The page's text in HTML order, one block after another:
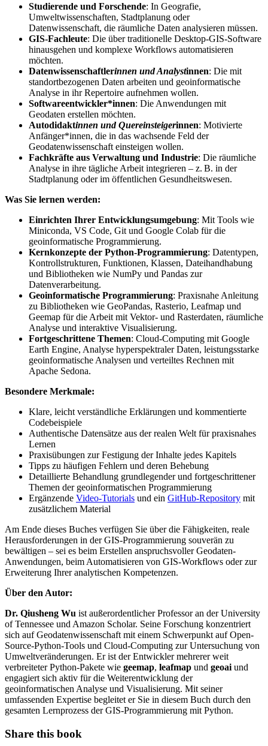
Studierende und Forschende: In Geografie,
Umweltwissenschaften, Stadtplanung oder
Datenwissenschaft, die räumliche Daten analysieren müssen.
GIS-Fachleute: Die über traditionelle Desktop-GIS-Software
hinausgehen und komplexe Workflows automatisieren
möchten.
Datenwissenschaftlerinnen und Analystinnen: Die mit
standortbezogenen Daten arbeiten und geoinformatische
Analyse in ihr Repertoire aufnehmen wollen.
Softwareentwickler*innen: Die Anwendungen mit
Geodaten erstellen möchten.
Autodidaktinnen und Quereinsteigerinnen: Motivierte
Anfänger*innen, die in das wachsende Feld der
Geodatenwissenschaft einsteigen wollen.
Fachkräfte aus Verwaltung und Industrie: Die räumliche
Analyse in ihre tägliche Arbeit integrieren – z. B. in der
Stadtplanung oder im öffentlichen Gesundheitswesen.
Was Sie lernen werden:
Einrichten Ihrer Entwicklungsumgebung: Mit Tools wie
Miniconda, VS Code, Git und Google Colab für die
geoinformatische Programmierung.
Kernkonzepte der Python-Programmierung: Datentypen,
Kontrollstrukturen, Funktionen, Klassen, Dateihandhabung
und Bibliotheken wie NumPy und Pandas zur
Datenverarbeitung.
Geoinformatische Programmierung: Praxisnahe Anleitung
zu Bibliotheken wie GeoPandas, Rasterio, Leafmap und
Geemap für die Arbeit mit Vektor- und Rasterdaten, räumliche
Analyse und interaktive Visualisierung.
Fortgeschrittene Themen: Cloud-Computing mit Google
Earth Engine, Analyse hyperspektraler Daten, leistungsstarke
geoinformatische Analysen und verteiltes Rechnen mit
Apache Sedona.
Besondere Merkmale:
Klare, leicht verständliche Erklärungen und kommentierte
Codebeispiele
Authentische Datensätze aus der realen Welt für praxisnahes
Lernen
Praxisübungen zur Festigung der Inhalte jedes Kapitels
Tipps zu häufigen Fehlern und deren Behebung
Detaillierte Behandlung grundlegender und fortgeschrittener
Themen der geoinformatischen Programmierung
Ergänzende Video-Tutorials und ein GitHub-Repository mit
zusätzlichem Material
Am Ende dieses Buches verfügen Sie über die Fähigkeiten, reale
Herausforderungen in der GIS-Programmierung souverän zu
bewältigen – sei es beim Erstellen anspruchsvoller Geodaten-
Anwendungen, beim Automatisieren von GIS-Workflows oder zur
Erweiterung Ihrer analytischen Kompetenzen.
Über den Autor:
Dr. Qiusheng Wu ist außerordentlicher Professor an der University
of Tennessee und Amazon Scholar. Seine Forschung konzentriert
sich auf Geodatenwissenschaft mit einem Schwerpunkt auf Open-
Source-Python-Tools und Cloud-Computing zur Untersuchung von
Umweltveränderungen. Er ist der Entwickler mehrerer weit
verbreiteter Python-Pakete wie geemap, leafmap und geoai und
engagiert sich aktiv für die Weiterentwicklung der
geoinformatischen Analyse und Visualisierung. Mit seiner
umfassenden Expertise begleitet er Sie in diesem Buch durch den
gesamten Lernprozess der GIS-Programmierung mit Python.
Share this book